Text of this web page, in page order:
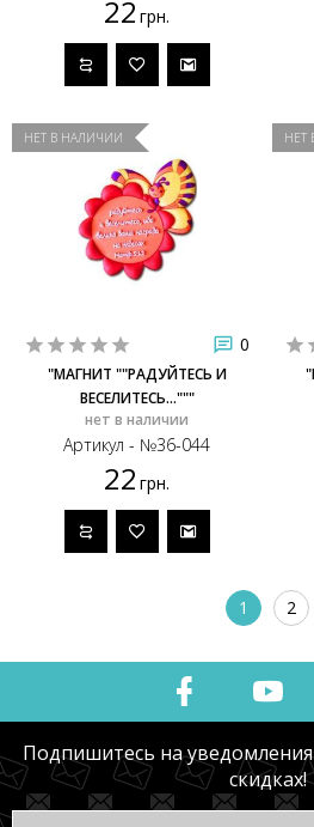
22 грн.
НЕТ В НАЛИЧИИ
0
"МАГНИТ ""РАДУЙТЕСЬ И
ВЕСЕЛИТЕСЬ..."""
нет в наличии
Артикул - №36-044
22 грн.
НЕТ
1 2
Подпишитесь на уведомления
скидках!